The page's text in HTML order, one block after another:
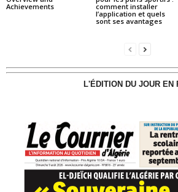
Achievements
comment installer
l’application et quels
sont ses avantages
L'ÉDITION DU JOUR EN